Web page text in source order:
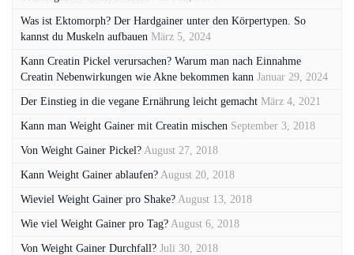
Was ist Ektomorph? Der Hardgainer unter den Körpertypen. So
kannst du Muskeln aufbauen März 5, 2024
Kann Creatin Pickel verursachen? Warum man nach Einnahme
Creatin Nebenwirkungen wie Akne bekommen kann Januar 29, 2024
Der Einstieg in die vegane Ernährung leicht gemacht März 4, 2021
Kann man Weight Gainer mit Creatin mischen September 3, 2018
Von Weight Gainer Pickel? August 27, 2018
Kann Weight Gainer ablaufen? August 20, 2018
Wieviel Weight Gainer pro Shake? August 13, 2018
Wie viel Weight Gainer pro Tag? August 6, 2018
Von Weight Gainer Durchfall? Juli 30, 2018